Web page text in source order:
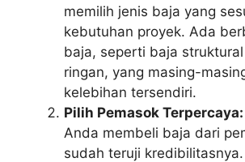
memilih jenis baja yang
kebutuhan proyek. Ada
baja, seperti baja
ringan, yang masing-
kelebihan tersendiri.
Pilih Pemasok Terpercaya:
Anda membeli baja dari
sudah teruji